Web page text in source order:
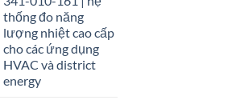
thống đo năng
lượng nhiệt cao cấp
cho các ứng dụng
HVAC và district
energy